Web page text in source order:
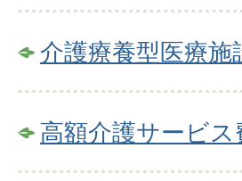
介護療養型医療施
高額介護サービス